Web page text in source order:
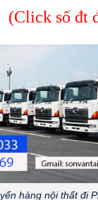
(Click số đt
hàng nội thất đi